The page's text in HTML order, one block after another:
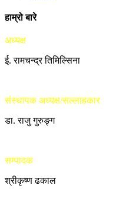
हाम्रो बारे
अध्यक्ष
ई. रामचन्द्र तिमिल्सिना
संस्थापक अध्यक्ष/सल्लाहकार
डा. राजु गुरुङ्ग
सम्पादक
श्रीकृष्ण ढकाल